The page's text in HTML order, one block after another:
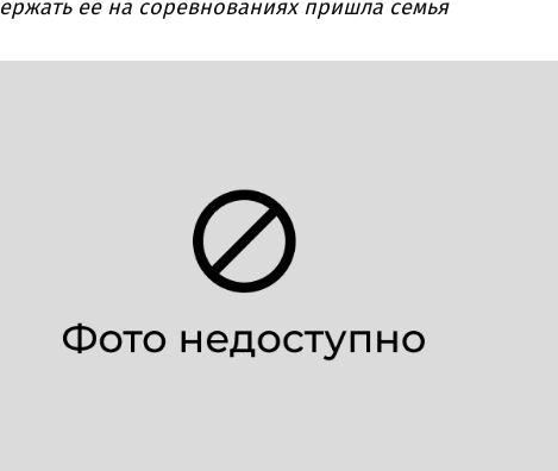
ее на соревнованиях пришла семья